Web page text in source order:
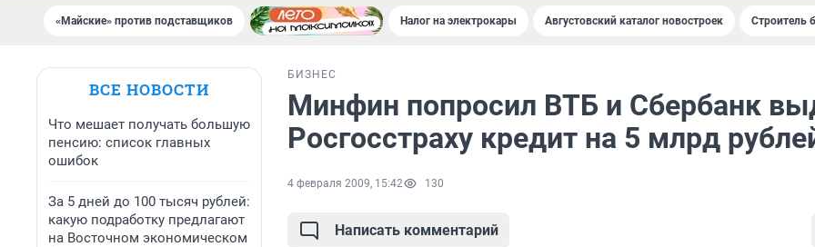
«Майские» против подставщиков Налог на электрокары Августовский каталог новостроек Строитель
ВСЕ НОВОСТИ
Что мешает получать большую
пенсию: список главных
ошибок
За 5 дней до 100 тысяч рублей:
какую подработку предлагают
на Восточном экономическом
БИЗНЕС
Минфин попросил ВТБ и Сбербанк
Росгосстраху кредит на 5 млрд
4 февраля 2009, 15:42 130
Написать комментарий